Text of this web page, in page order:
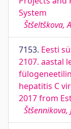
System
Štšeltškova,
7153. Eesti
2107. aastal
hepatitis C
2017 from
Štšennikova,